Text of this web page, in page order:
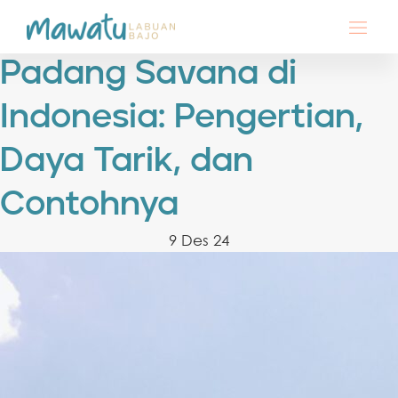
Padang Savana di
Indonesia: Pengertian,
Daya Tarik, dan
Contohnya
9 Des 24